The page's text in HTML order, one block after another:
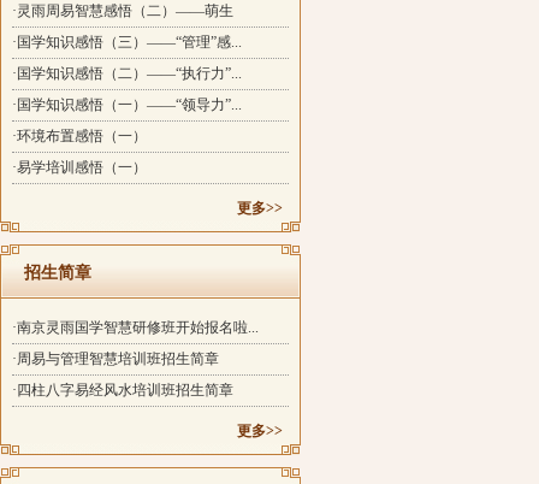
·灵雨周易智慧感悟（二）——萌生
·国学知识感悟（三）——“管理”感...
·国学知识感悟（二）——“执行力”...
·国学知识感悟（一）——“领导力”...
·环境布置感悟（一）
·易学培训感悟（一）
更多>>
招生简章
·南京灵雨国学智慧研修班开始报名啦...
·周易与管理智慧培训班招生简章
·四柱八字易经风水培训班招生简章
更多>>